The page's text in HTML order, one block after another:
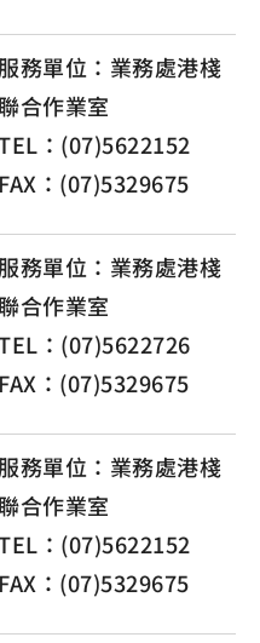
服務單位：業務處港棧
合作業室
：(07)5622152
FAX：(07)5329675
服務單位：業務處港棧
合作業室
：(07)5622726
FAX：(07)5329675
服務單位：業務處港棧
合作業室
：(07)5622152
FAX：(07)5329675